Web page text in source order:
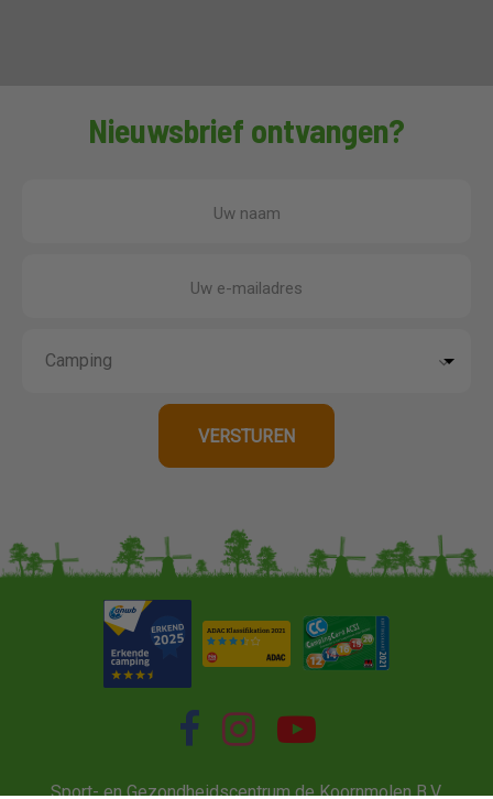
Nieuwsbrief ontvangen?
Uw naam
Uw e-mailadres
Sport- en Gezondheidscentrum de Koornmolen B.V.